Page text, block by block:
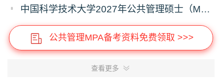
中国科学技术大学2027年公共管理硕士（MPA）专业学位研究生招生通知
公共管理MPA备考资料免费领取 >>>
查看更多